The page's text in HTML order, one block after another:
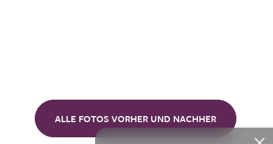
ALLE FOTOS VORHER UND NACHHER